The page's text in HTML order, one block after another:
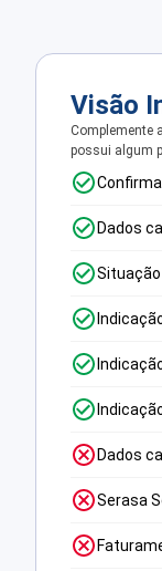
Visão
Complemente
possui algum
Dados
Situação
Dados
Serasa